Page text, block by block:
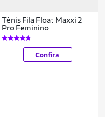
Tênis Fila Float Maxxi 2
Pro Feminino
Confira